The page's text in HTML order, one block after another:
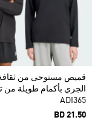
قميص مستوحى من
الجري بأكمام طويلة من
ADI365
BD 21.50